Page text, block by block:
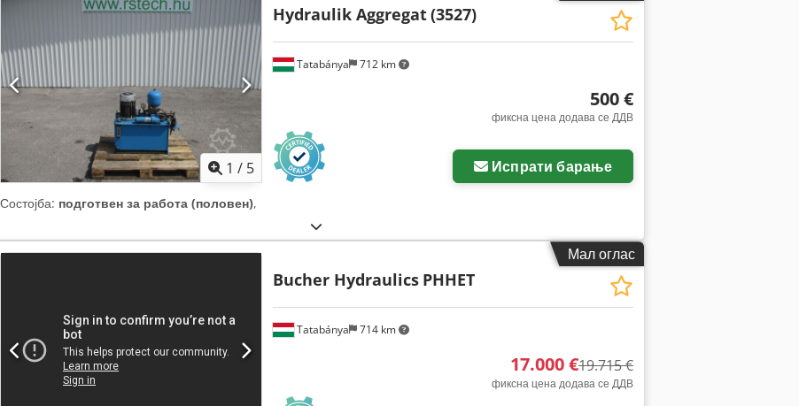
1 / 5
Tatabánya 712 km
Hydraulik Aggregat(3527)
500 €
фиксна цена додава се ДДВ
Испрати барање
Состојба: подготвен за работа (половен),
Мал оглас
Tatabánya 714 km
Bucher Hydraulics PHHET
17.000 €19.715 €
фиксна цена додава се ДДВ